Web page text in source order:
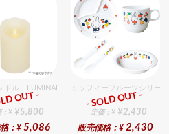
） ピンク ピラー3.5x7 ギフトボックス入り
ドル LUMINARA（ルミナラ） 桜ピラー3x4
ギフト
：¥ ¥5,800
：¥ 5,086
OUT -
ミッフィーフルーツシリー
ギフト
定価：¥ ¥2,430
販売価格：¥ 2,430
- SOLD OUT -